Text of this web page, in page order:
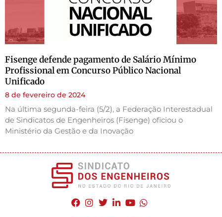
Fisenge defende pagamento de Salário Mínimo
Profissional em Concurso Público Nacional
Unificado
8 de fevereiro de 2024
Na última segunda-feira (5/2), a Federação Interestadual
de Sindicatos de Engenheiros (Fisenge) oficiou o
Ministério da Gestão e da Inovação